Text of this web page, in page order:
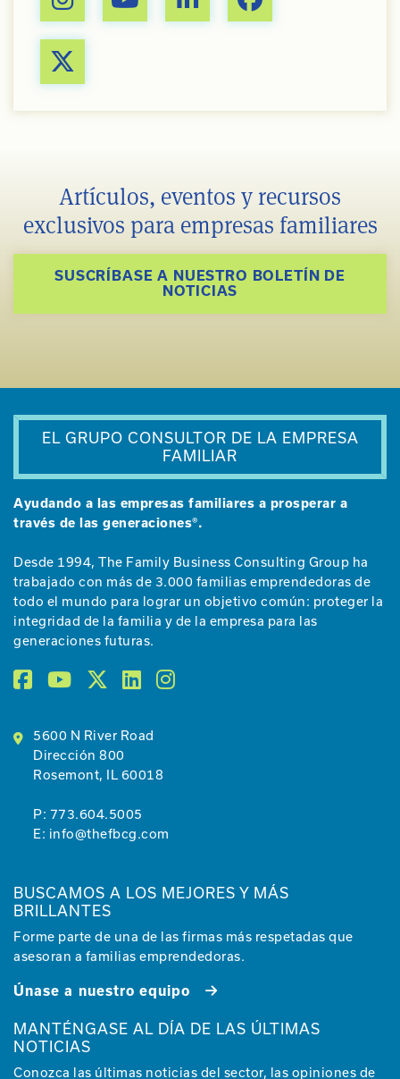
Artículos, eventos y recursos
exclusivos para empresas familiares
SUSCRÍBASE A NUESTRO BOLETÍN DE
NOTICIAS
EL GRUPO CONSULTOR DE LA EMPRESA
FAMILIAR
Ayudando a las empresas familiares a prosperar a
través de las generaciones®.
Desde 1994, The Family Business Consulting Group ha
trabajado con más de 3.000 familias emprendedoras de
todo el mundo para lograr un objetivo común: proteger la
integridad de la familia y de la empresa para las
generaciones futuras.
5600 N River Road
Dirección 800
Rosemont, IL 60018
P: 773.604.5005
E: info@thefbcg.com
BUSCAMOS A LOS MEJORES Y MÁS
BRILLANTES
Forme parte de una de las firmas más respetadas que
asesoran a familias emprendedoras.
Únase a nuestro equipo
MANTÉNGASE AL DÍA DE LAS ÚLTIMAS
NOTICIAS
Conozca las últimas noticias del sector, las opiniones de